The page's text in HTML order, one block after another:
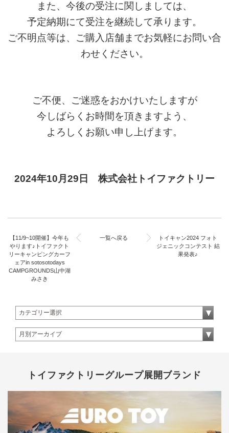
また、今後の受注に関しましては、
予定納期にて受注を継続して承ります。
ご不明点等は、ご購入 店舗までお気軽にお問い合
わせください。
ご不便、ご迷惑をおかけいたしますが
今しばらくお時間を頂きますよう、
よろしくお願い申し上げます。
2024年10月29 日 株式会社トイファクトリー
【11/9~10開催】今年も
やります♪トイファクト
リーキャンピングカーフ
ェアin sotosotodays
CAMPGROUNDS山中湖
みさき
一覧へ戻る
トイキャン2024 フォト
ジェニックコンテスト 結
果発表♪
トイファクトリーグループ展開ブランド